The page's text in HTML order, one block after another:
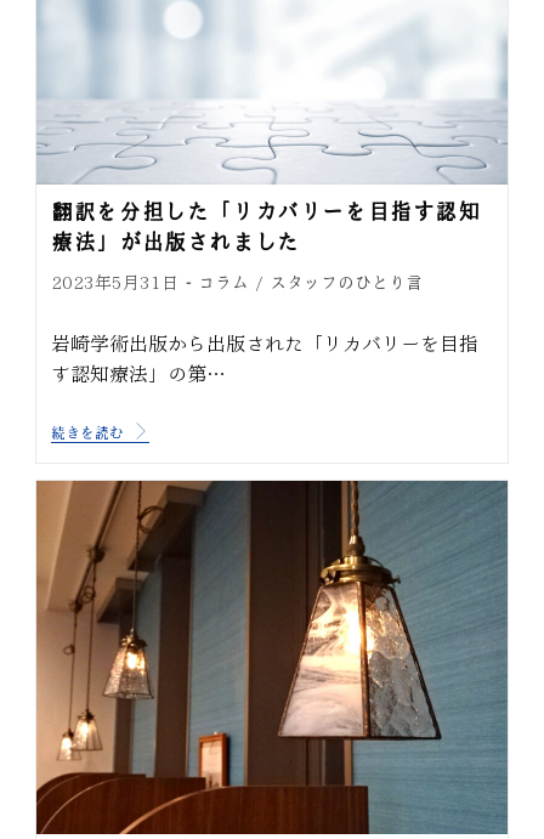
翻訳を分担した「リカバリーを目指す認知
療法」が出版されました
2023年5月31日 コラム / スタッフのひとり言
岩崎学術出版から出版された「リカバリーを目指
す認知療法」の第…
続きを読む